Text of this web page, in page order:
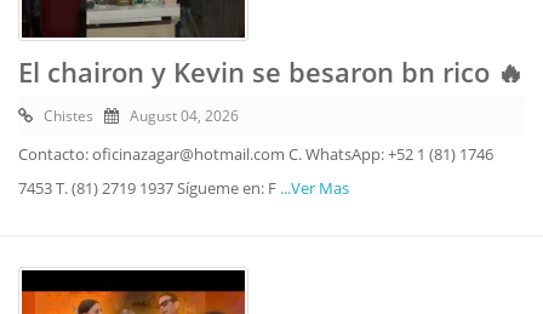
El chairon y Kevin se besaron bn rico 🔥
Chistes August 04, 2026
Contacto: oficinazagar@hotmail.com C. WhatsApp: +52 1 (81) 1746
7453 T. (81) 2719 1937 Sígueme en: F ...Ver Mas